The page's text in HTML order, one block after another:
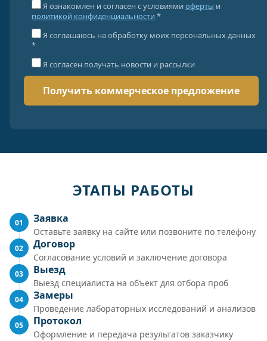
Я ознакомлен и согласен с условиями оферты и
политикой конфиденциальности *
Я соглашаюсь на обработку моих персональных данных
*
Я согласен получать новости и рассылки
ЭТАПЫ РАБОТЫ
01 Заявка
Оставьте заявку на сайте или позвоните по телефону
02 Договор
Согласование условий и заключение договора
03 Выезд
Выезд специалиста на объект для отбора проб
04 Замеры
Проведение лабораторных исследований и анализов
05 Протокол
Оформление и передача результатов заказчику